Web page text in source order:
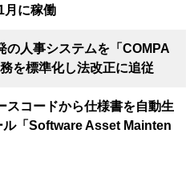
月に稼働
の人事システムを「COMPA
を標準化し法改正に追従
スコードから仕様書を自動生
ル「Software Asset Mainten